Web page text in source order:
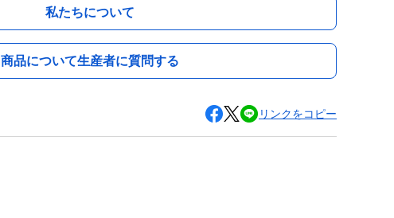
私たちについて
商品について生産者に質問する
リンクをコピー